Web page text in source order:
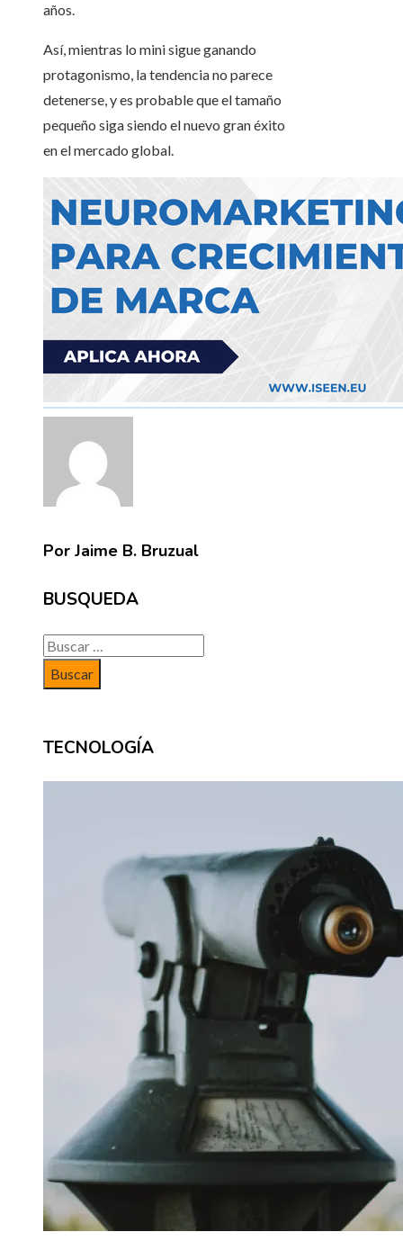
años.
Así, mientras lo mini sigue ganando
protagonismo, la tendencia no parece
detenerse, y es probable que el tamaño
pequeño siga siendo el nuevo gran éxito
en el mercado global.
Por Jaime B. Bruzual
BUSQUEDA
Buscar:
TECNOLOGÍA